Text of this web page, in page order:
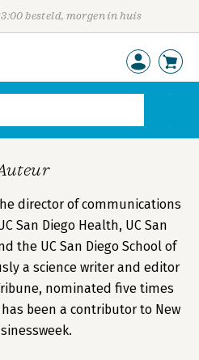
besteld, morgen in huis
director of communications
San Diego Health, UC San
the UC San Diego School of
a science writer and editor
nominated five times
been a contributor to New